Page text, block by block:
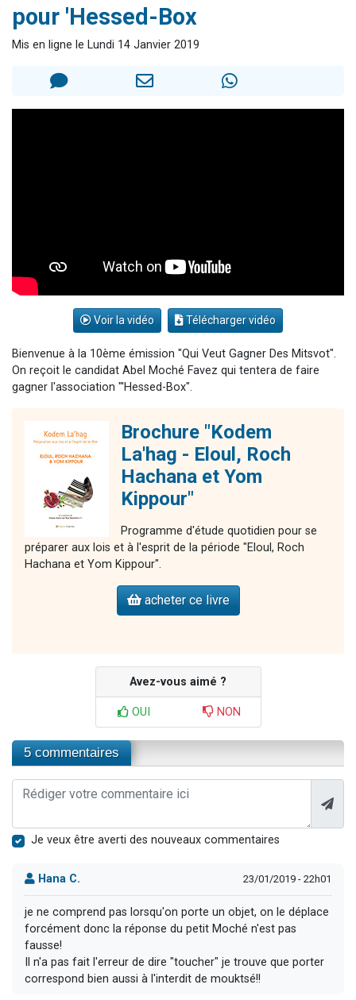
6 personnes viennent de faire un don pour 5 enfants déjà orphelins risquent de perdre leur maman
2 personnes viennent de faire un don pour Reloger Rivka, 6 enfants, victime de violences...
Il reste 49 places pour étudier en groupe sur Zoom
2 personnes viennent de nous rejoindre sur WhatsApp
pour 'Hessed-Box
Mis en ligne le Lundi 14 Janvier 2019
Voir la vidéo Télécharger vidéo
Bienvenue à la 10ème émission "Qui Veut Gagner Des Mitsvot".
On reçoit le candidat Abel Moché Favez qui tentera de faire
gagner l'association "'Hessed-Box".
Brochure "Kodem
La'hag - Eloul, Roch
Hachana et Yom
Kippour"
Programme d'étude quotidien pour se
préparer aux lois et à l'esprit de la période "Eloul, Roch
Hachana et Yom Kippour".
acheter ce livre
Avez-vous aimé ?
OUI NON
5 commentaires
Je veux être averti des nouveaux commentaires
Hana C. 23/01/2019 - 22h01
je ne comprend pas lorsqu'on porte un objet, on le déplace
forcément donc la réponse du petit Moché n'est pas
fausse!
Il n'a pas fait l'erreur de dire "toucher" je trouve que porter
correspond bien aussi à l'interdit de mouktsé!!